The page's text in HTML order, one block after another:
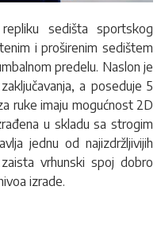
sedišta sportskog
i proširenim sedištem
predelu. Naslon je
a poseduje 5
ruke imaju mogućnost 2D
u skladu sa strogim
jednu od najizdržljivijih
vrhunski spoj dobro
izrade.